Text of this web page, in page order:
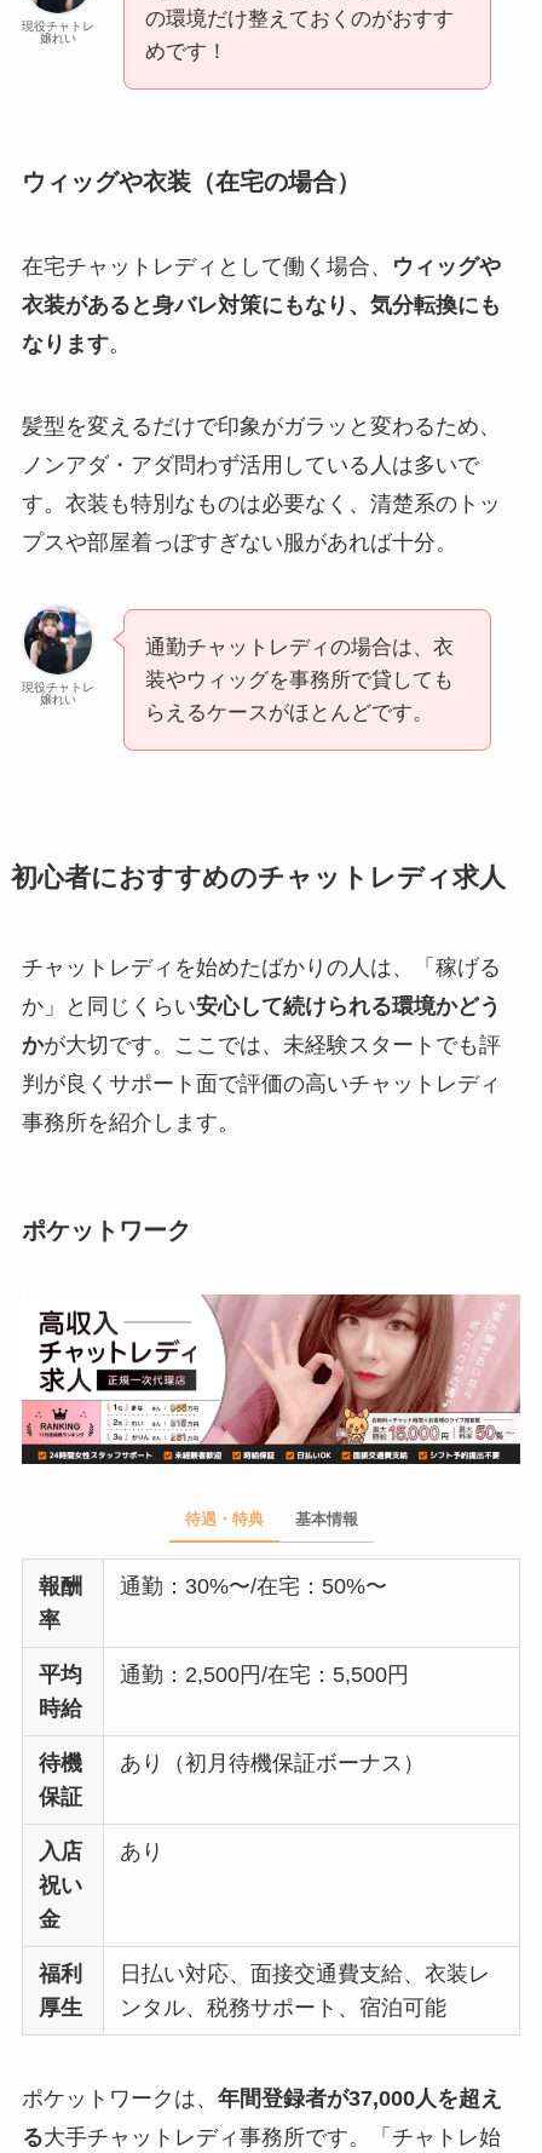
現役チャトレ
嬢れい
の環境だけ整えておくのがおすす
めです！
ウィッグや衣装（在宅の場合）
在宅チャットレディとして働く場合、
ウィッグや
衣装があると身バレ対策にもなり、気分転換にも
なります。
髪型を変えるだけで印象がガラッと変わるため、
ノンアダ・アダ問わず活用している人は多いで
す。衣装も特別なものは必要なく、清楚系のトッ
プスや部屋着っぽすぎない服があれば十分。
現役チャトレ
嬢れい
通勤チャットレディの場合は、衣
装やウィッグを事務所で貸しても
らえるケースがほとんどです。
初心者におすすめのチャットレディ求人
チャットレディを始めたばかりの人は、「稼げる
か」と同じくらい安心して続けられる環境かどう
かが大切です。ここでは、未経験スタートでも評
判が良くサポート面で評価の高いチャットレディ
事務所を紹介します。
ポケットワーク
待遇・特典 基本情報
報酬
率
通勤：30%〜/在宅：50%〜
平均
時給
通勤：2,500円/在宅：5,500円
待機
保証
あり（初月待機保証ボーナス）
入店
祝い
金
あり
福利
厚生
日払い対応、面接交通費支給、衣装レ
ンタル、税務サポート、宿泊可能
ポケットワークは、 年間登録者が37,000人を超え
る大手チャットレディ事務所です。「チャトレ始